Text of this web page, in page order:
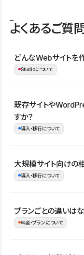
よくあるご質問
どんなWebサイトを
Studioについて
コーポレートサイト、
グ・メディア、イベン
ォリオなど幅広く制作で
既存サイトや
すか？
導入・移行について
はい。既存サイトの構
Studio上に再構築する
イト全体のデザインや
め、移行後にページ構
大規模サイト向けの
導入・移行について
はい。アクセス規模が
理、セキュリティ確認
プランごとの違いは
料金・プランについて